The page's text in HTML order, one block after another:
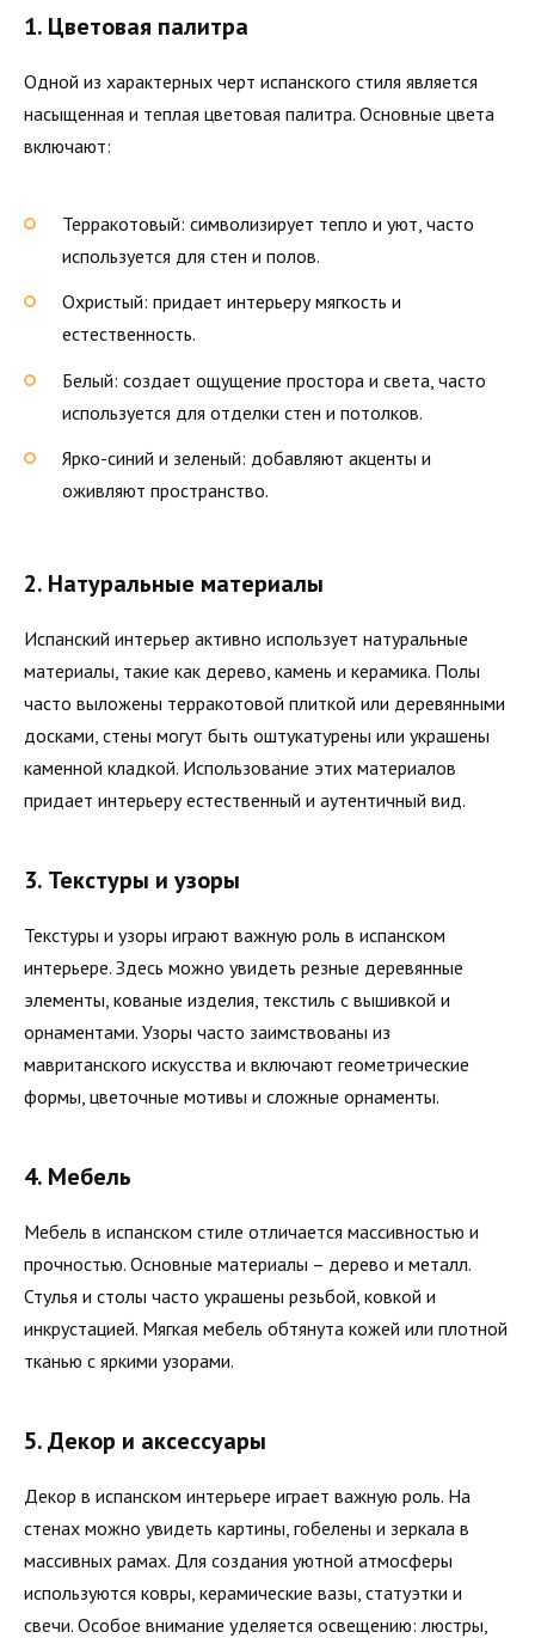
1. Цветовая палитра
Одной из характерных черт испанского стиля является
насыщенная и теплая цветовая палитра. Основные цвета
включают:
Терракотовый: символизирует тепло и уют, часто
используется для стен и полов.
Охристый: придает интерьеру мягкость и
естественность.
Белый: создает ощущение простора и света, часто
используется для отделки стен и потолков.
Ярко-синий и зеленый: добавляют акценты и
оживляют пространство.
2. Натуральные материалы
Испанский интерьер активно использует натуральные
материалы, такие как дерево, камень и керамика. Полы
часто выложены терракотовой плиткой или деревянными
досками, стены могут быть оштукатурены или украшены
каменной кладкой. Использование этих материалов
придает интерьеру естественный и аутентичный вид.
3. Текстуры и узоры
Текстуры и узоры играют важную роль в испанском
интерьере. Здесь можно увидеть резные деревянные
элементы, кованые изделия, текстиль с вышивкой и
орнаментами. Узоры часто заимствованы из
мавританского искусства и включают геометрические
формы, цветочные мотивы и сложные орнаменты.
4. Мебель
Мебель в испанском стиле отличается массивностью и
прочностью. Основные материалы – дерево и металл.
Стулья и столы часто украшены резьбой, ковкой и
инкрустацией. Мягкая мебель обтянута кожей или плотной
тканью с яркими узорами.
5. Декор и аксессуары
Декор в испанском интерьере играет важную роль. На
стенах можно увидеть картины, гобелены и зеркала в
массивных рамах. Для создания уютной атмосферы
используются ковры, керамические вазы, статуэтки и
свечи. Особое внимание уделяется освещению: люстры,